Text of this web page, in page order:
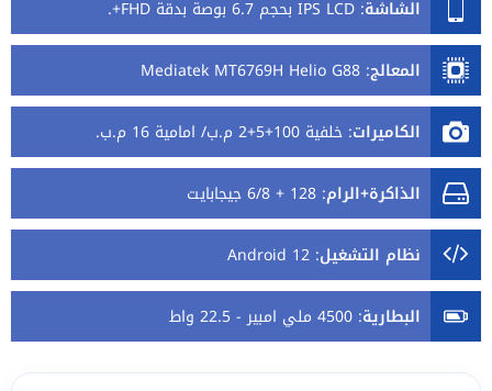
الشاشة: IPS LCD بحجم 6.7 بوصة بدقة FHD+.
المعالج:
Mediatek MT6769H Helio G88
الكاميرات: خلفية 100+5+2 م.ب/ امامية 16 م.ب.
الذاكرة+الرام: 128 + 6/8 جيجابايت
نظام التشغيل:
Android 12
البطارية: 4500 ملي امبير - 22.5 واط